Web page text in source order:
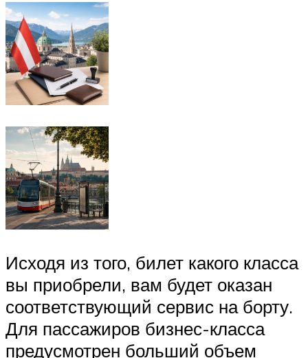
Исходя из того, билет какого класса
вы приобрели, вам будет оказан
соответствующий сервис на борту.
Для пассажиров бизнес-класса
предусмотрен больший объем